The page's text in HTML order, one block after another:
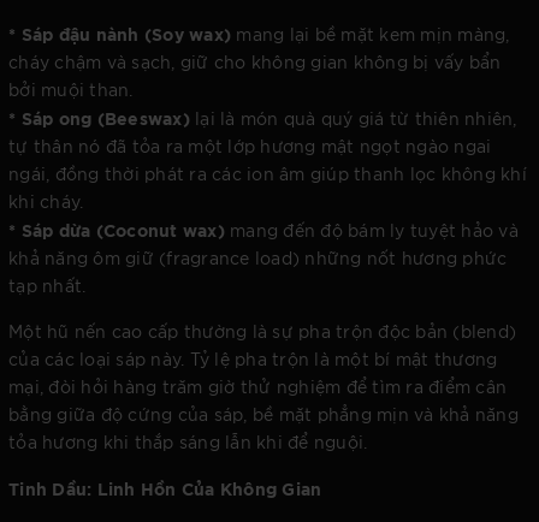
* Sáp đậu nành (Soy wax) mang lại bề mặt kem mịn màng,
cháy chậm và sạch, giữ cho không gian không bị vấy bẩn
bởi muội than.
* Sáp ong (Beeswax) lại là món quà quý giá từ thiên nhiên,
tự thân nó đã tỏa ra một lớp hương mật ngọt ngào ngai
ngái, đồng thời phát ra các ion âm giúp thanh lọc không khí
khi cháy.
* Sáp dừa (Coconut wax) mang đến độ bám ly tuyệt hảo và
khả năng ôm giữ (fragrance load) những nốt hương phức
tạp nhất.
Một hũ nến cao cấp thường là sự pha trộn độc bản (blend)
của các loại sáp này. Tỷ lệ pha trộn là một bí mật thương
mại, đòi hỏi hàng trăm giờ thử nghiệm để tìm ra điểm cân
bằng giữa độ cứng của sáp, bề mặt phẳng mịn và khả năng
tỏa hương khi thắp sáng lẫn khi để nguội.
Tinh Dầu: Linh Hồn Của Không Gian